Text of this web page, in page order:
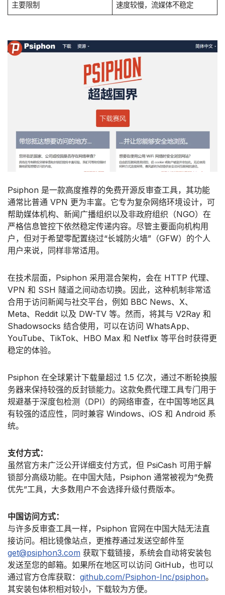
主要限制 速度较慢，流媒体不稳定
Psiphon 是一款高度推荐的免费开源反审查工具，其功能
通常比普通 VPN 更为丰富。它专为复杂网络环境设计，可
帮助媒体机构、新闻广播组织以及非政府组织（NGO）在
严格信息管控下依然稳定传递内容。尽管主要面向机构用
户，但对于希望零配置绕过“长城防火墙”（GFW）的个人
用户来说，同样非常适用。
在技术层面，Psiphon 采用混合架构，会在 HTTP 代理、
VPN 和 SSH 隧道之间动态切换。因此，这种机制非常适
合用于访问新闻与社交平台，例如 BBC News、X、
Meta、Reddit 以及 DW-TV 等。然而，将其与 V2Ray 和
Shadowsocks 结合使用，可以在访问 WhatsApp、
YouTube、TikTok、HBO Max 和 Netflix 等平台时获得更
稳定的体验。
Psiphon 在全球累计下载量超过 1.5 亿次，通过不断轮换服
务器来保持较强的反封锁能力。这款免费代理工具专门用于
规避基于深度包检测（DPI）的网络审查，在中国等地区具
有较强的适应性，同时兼容 Windows、iOS 和 Android 系
统。
支付方式：
虽然官方未广泛公开详细支付方式，但 PsiCash 可用于解
锁部分高级功能。在中国大陆，Psiphon 通常被视为“免费
优先”工具，大多数用户不会选择升级付费版本。
中国访问方式：
与许多反审查工具一样，Psiphon 官网在中国大陆无法直
接访问。相比镜像站点，更推荐通过发送空邮件至
get@psiphon3.com 获取下载链接，系统会自动将安装包
发送至您的邮箱。如果所在地区可以访问 GitHub，也可以
通过官方仓库获取： github.com/Psiphon-Inc/psiphon。
其安装包体积相对较小，下载较为方便。